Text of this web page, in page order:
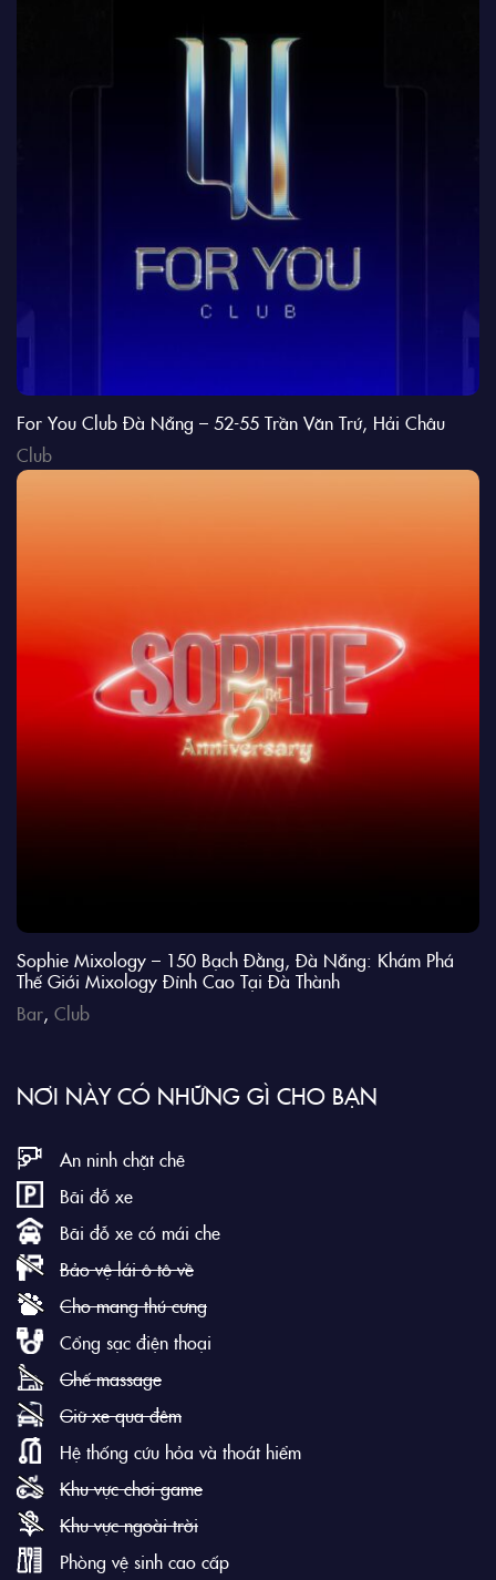
For You Club Đà Nẵng – 52-55 Trần Văn Trứ, Hải Châu
Club
Sophie Mixology – 150 Bạch Đằng, Đà Nẵng: Khám Phá
Thế Giới Mixology Đỉnh Cao Tại Đà Thành
Bar, Club
NƠI NÀY CÓ NHỮNG GÌ CHO BẠN
An ninh chặt chẽ
Bãi đỗ xe
Bãi đỗ xe có mái che
Bảo vệ lái ô tô về
Cho mang thú cưng
Cổng sạc điện thoại
Ghế massage
Giữ xe qua đêm
Hệ thống cứu hỏa và thoát hiểm
Khu vực chơi game
Khu vực ngoài trời
Phòng vệ sinh cao cấp